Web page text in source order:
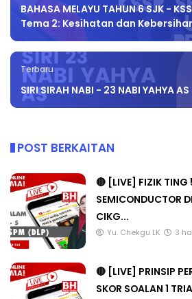
BAHASA MELAYU TAHUN 6 SJK -
Tema 2: Kesihatan dan
Terbaru
SIRI SIRAH NABI - 23 NABI YAHYA AS
POST BERKAITAN
🔴 [LIVE] FIZIK TING
SEMICONDUCTOR
CIKG...
Yu. Chekgu LK 3
🔴 [LIVE] PRINSIP
SKOR SOALAN 1